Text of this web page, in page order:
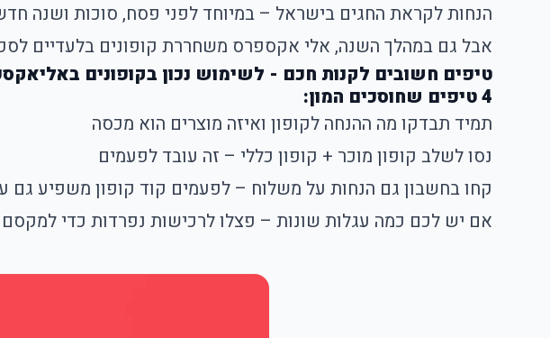
הנחות לקראת החגים בישראל – במיוחד לפני פסח, סוכות ושנה
אבל גם במהלך השנה, אלי אקספרס משחררת קופונים בלעדיים לסכומים קטנים – 2-3 דולר – שבחלק
טיפים חשובים לקנות חכם - לשימוש נכון בקופונים
4 טיפים שחוסכים המון:
תמיד תבדקו מה ההנחה לקופון ואיזה מוצרים הוא מכסה
נסו לשלב קופון מוכר + קופון כללי – זה עובד לפעמים
קחו בחשבון גם הנחות על משלוח – לפעמים קוד קופון משפיע גם
אם יש לכם כמה עגלות שונות – פצלו לרכישות נפרדות כדי